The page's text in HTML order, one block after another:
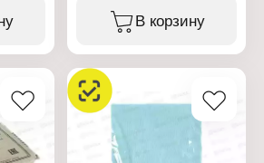
г/
наволочек
Размер: 50х70 см
Материал: поплин
Состав ткани: 100%
хлопок
Плотность ткани: 110 г/
В корзину